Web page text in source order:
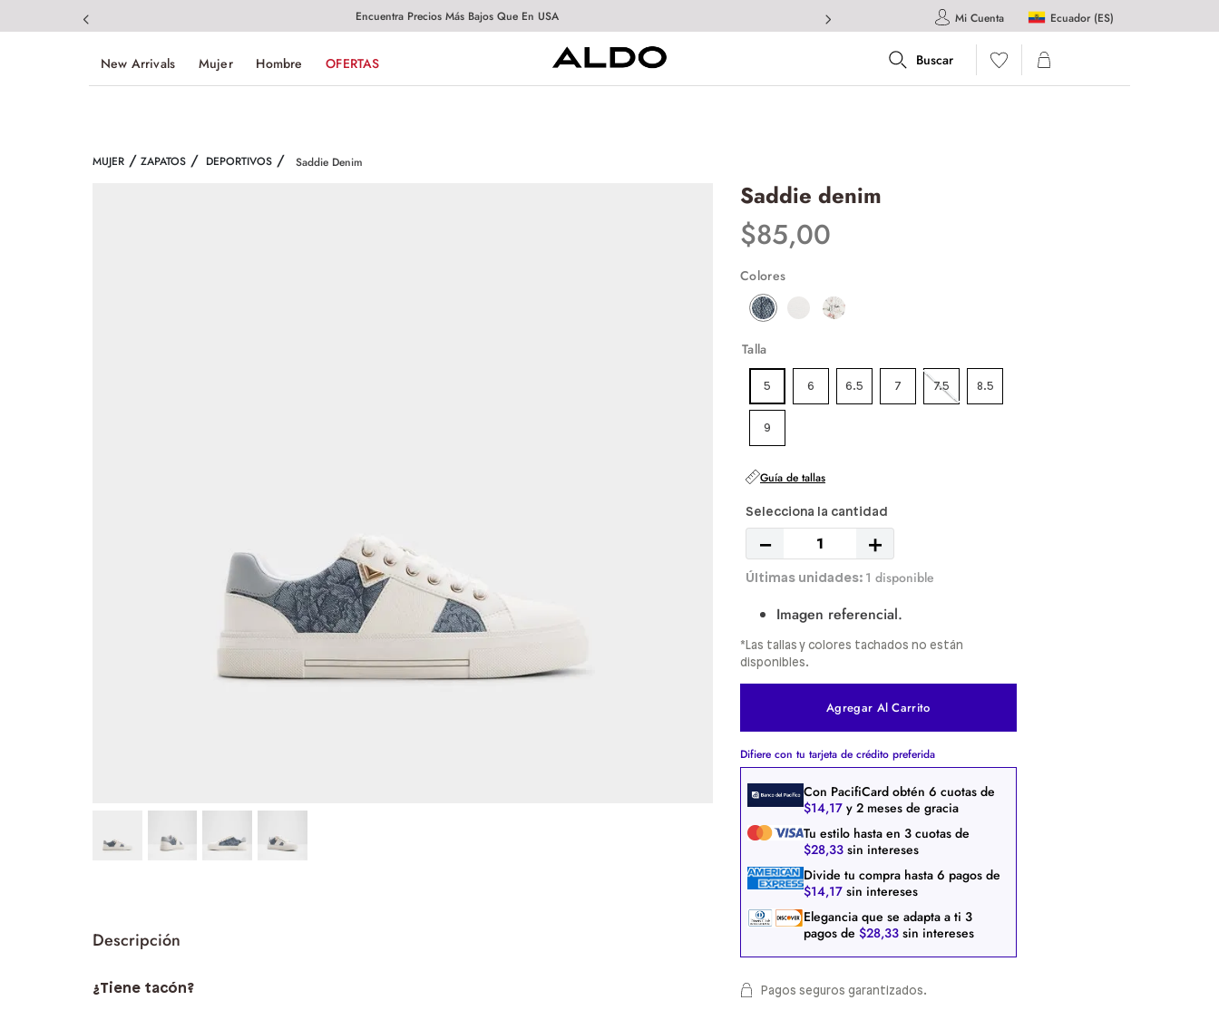
Encuentra Precios Más Bajos Que En USA Mi Cuenta Ecuador (ES)
New Arrivals Mujer Hombre OFERTAS
MUJER ZAPATOS DEPORTIVOS Saddie Denim
¿Tiene tacón?
Saddie denim
$85,00
Colores
Talla
5 6 6.5 7 7.5 8.5
9
Guía de tallas
＋
－
1 disponible
Imagen referencial.
*Las tallas y colores tachados no están
disponibles.
Agregar Al Carrito
Difiere con tu tarjeta de crédito preferida
Con PacifiCard obtén 6 cuotas de
$14,17 y 2 meses de gracia
Tu estilo hasta en 3 cuotas de
$28,33 sin intereses
Divide tu compra hasta 6 pagos de
$14,17 sin intereses
Elegancia que se adapta a ti 3
pagos de $28,33 sin intereses
Pagos seguros garantizados.